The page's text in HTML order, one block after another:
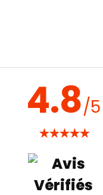
4.8/5
★★★★★